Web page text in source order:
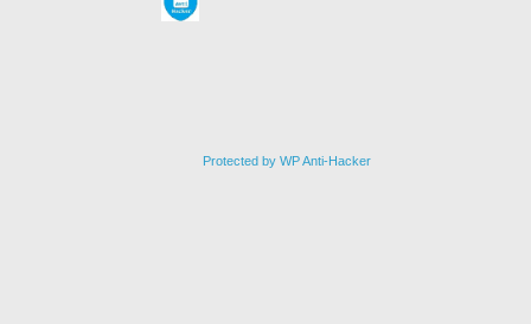
Protected by WP Anti-Hacker